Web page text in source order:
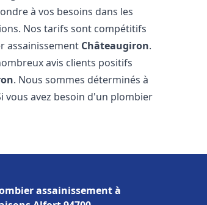
à vos besoins dans les
Nos tarifs sont compétitifs
assainissement Châteaugiron.
avis clients positifs
. Nous sommes déterminés à
vous avez besoin d'un plombier
assainissement à